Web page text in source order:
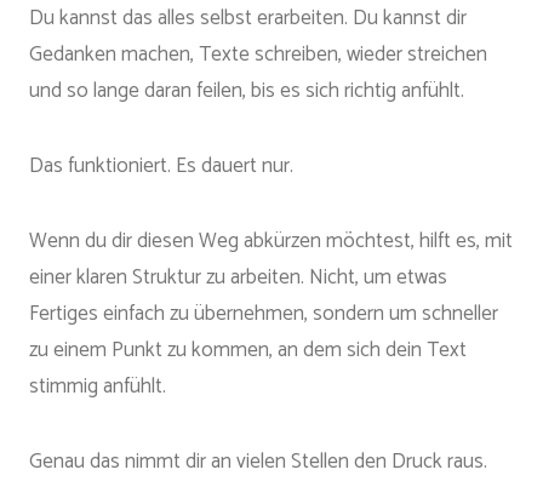
Du kannst das alles selbst erarbeiten. Du kannst dir
Gedanken machen, Texte schreiben, wieder streichen
und so lange daran feilen, bis es sich richtig anfühlt.
Das funktioniert. Es dauert nur.
Wenn du dir diesen Weg abkürzen möchtest, hilft es, mit
einer klaren Struktur zu arbeiten. Nicht, um etwas
Fertiges einfach zu übernehmen, sondern um schneller
zu einem Punkt zu kommen, an dem sich dein Text
stimmig anfühlt.
Genau das nimmt dir an vielen Stellen den Druck raus.